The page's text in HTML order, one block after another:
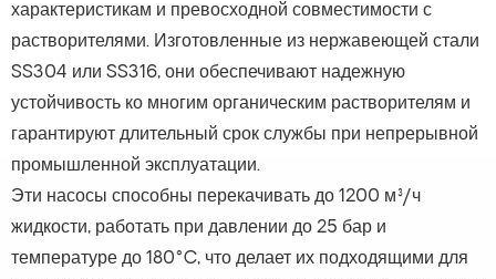
характеристикам и превосходной совместимости с
растворителями. Изготовленные из нержавеющей стали
SS304 или SS316, они обеспечивают надежную
устойчивость ко многим органическим растворителям и
гарантируют длительный срок службы при непрерывной
промышленной эксплуатации.
Эти насосы способны перекачивать до 1200 м³/ч
жидкости, работать при давлении до 25 бар и
температуре до 180°C, что делает их подходящими для